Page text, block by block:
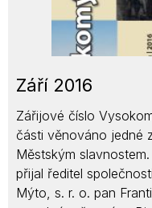
Září 2016
Zářijové číslo
části věnováno jedné
Městským
přijal ředitel
Mýto, s. r. o. pan